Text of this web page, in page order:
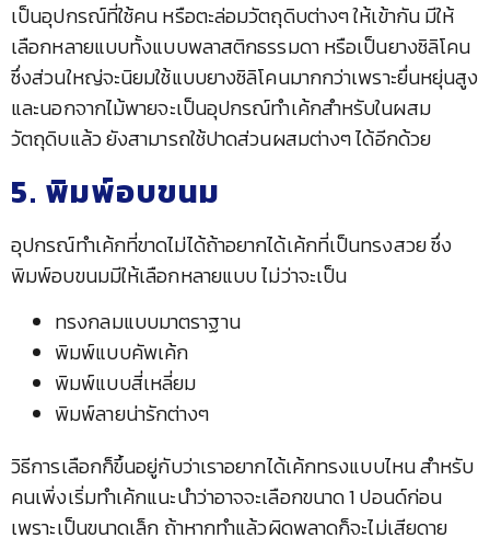
เป็นอุปกรณ์ที่ใช้คน หรือตะล่อมวัตถุดิบต่างๆ ให้เข้ากัน มีให้
เลือกหลายแบบทั้งแบบพลาสติกธรรมดา หรือเป็นยางซิลิโคน
ซึ่งส่วนใหญ่จะนิยมใช้แบบยางซิลิโคนมากกว่าเพราะยื่นหยุ่นสูง
และนอกจากไม้พายจะเป็นอุปกรณ์ทำเค้กสำหรับในผสม
วัตถุดิบแล้ว ยังสามารถใช้ปาดส่วนผสมต่างๆ ได้อีกด้วย
5. พิมพ์อบขนม
อุปกรณ์ทำเค้กที่ขาดไม่ได้ถ้าอยากได้เค้กที่เป็นทรงสวย ซึ่ง
พิมพ์อบขนมมีให้เลือกหลายแบบ ไม่ว่าจะเป็น
ทรงกลมแบบมาตราฐาน
พิมพ์แบบคัพเค้ก
พิมพ์แบบสี่เหลี่ยม
พิมพ์ลายน่ารักต่างๆ
วิธีการเลือกก็ขึ้นอยู่กับว่าเราอยากได้เค้กทรงแบบไหน สำหรับ
คนเพิ่งเริ่มทำเค้กแนะนำว่าอาจจะเลือกขนาด 1 ปอนด์ก่อน
เพราะเป็นขนาดเล็ก ถ้าหากทำแล้วผิดพลาดก็จะไม่เสียดาย